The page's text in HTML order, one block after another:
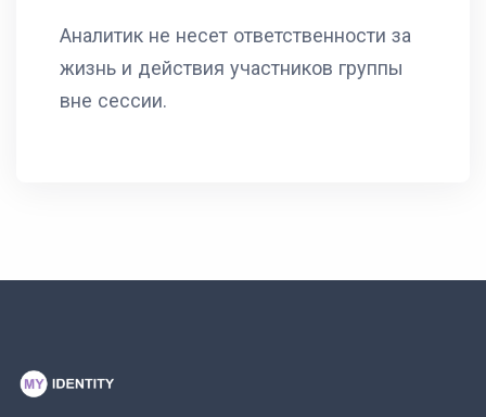
Аналитик не несет ответственности за
жизнь и действия участников группы
вне сессии.